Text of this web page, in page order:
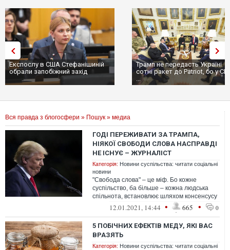
Експослу в США Стефанішиній
обрали запобіжний захід
Трамп не передасть Україні
сотні ракет до Patriot, бо у
...
Вся правда з блогосфери » Пошук » медиа
ГОДІ ПЕРЕЖИВАТИ ЗА ТРАМПА,
НІЯКОЇ СВОБОДИ СЛОВА НАСПРАВДІ
НЕ ІСНУЄ – ЖУРНАЛІСТ
Категорія: Новини суспільства: читати соціальні
новини
"Свобода слова" – це міф. Бо кожне
суспільство, ба більше – кожна людська
спільнота, встановлює шляхом консенсусу
певні норми спілкування, "червоні лі...
12.01.2021, 14:44 • 665 • 0
5 ПОБІЧНИХ ЕФЕКТІВ МЕДУ, ЯКІ ВАС
ВРАЗЯТЬ
Категорія: Новини суспільства: читати соціальні